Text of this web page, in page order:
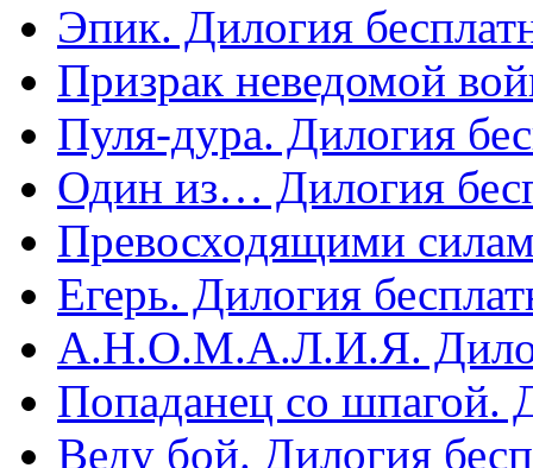
Эпик. Дилогия
Призрак неведомой
Пуля-дура. Дилогия
Один из… Дилогия
Превосходящими
Егерь. Дилогия
А.Н.О.М.А.Л.И.Я.
Попаданец со шпагой.
Веду бой. Дилогия